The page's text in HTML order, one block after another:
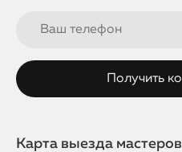
Карта выезда мастеров